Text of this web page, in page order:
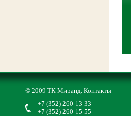
© 2009 ТК Миранд. Контакты
+7 (352) 260-13-33
+7 (352) 260-15-55